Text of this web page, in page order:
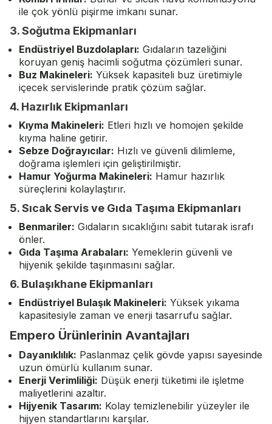
ile çok yönlü pişirme imkanı sunar.
3. Soğutma Ekipmanları
Endüstriyel Buzdolapları: Gıdaların tazeliğini
koruyan geniş hacimli soğutma çözümleri sunar.
Buz Makineleri: Yüksek kapasiteli buz üretimiyle
içecek servislerinde pratik çözüm sağlar.
4. Hazırlık Ekipmanları
Kıyma Makineleri: Etleri hızlı ve homojen şekilde
kıyma haline getirir.
Sebze Doğrayıcılar: Hızlı ve güvenli dilimleme,
doğrama işlemleri için geliştirilmiştir.
Hamur Yoğurma Makineleri: Hamur hazırlık
süreçlerini kolaylaştırır.
5. Sıcak Servis ve Gıda Taşıma Ekipmanları
Benmariler: Gıdaların sıcaklığını sabit tutarak israfı
önler.
Gıda Taşıma Arabaları: Yemeklerin güvenli ve
hijyenik şekilde taşınmasını sağlar.
6. Bulaşıkhane Ekipmanları
Endüstriyel Bulaşık Makineleri: Yüksek yıkama
kapasitesiyle zaman ve enerji tasarrufu sağlar.
Empero Ürünlerinin Avantajları
Dayanıklılık: Paslanmaz çelik gövde yapısı sayesinde
uzun ömürlü kullanım sunar.
Enerji Verimliliği: Düşük enerji tüketimi ile işletme
maliyetlerini azaltır.
Hijyenik Tasarım: Kolay temizlenebilir yüzeyler ile
hijyen standartlarını karşılar.